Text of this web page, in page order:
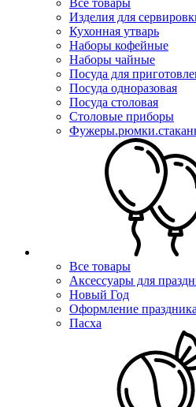
Все товары
Изделия для
Кухонная утварь
Наборы кофейные
Наборы чайные
Посуда для
Посуда одноразовая
Посуда столовая
Столовые приборы
Все товары
Аксессуары для
Новый Год
Оформление праздника
Пасха